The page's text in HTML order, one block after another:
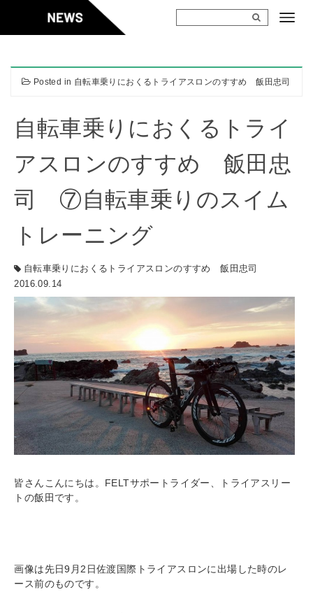
content
Posted in 自転車乗りにおくるトライアスロンのすすめ 飯田忠司
自転車乗りにおくるトライ
アスロンのすすめ 飯田忠
司 ⑦自転車乗りのスイム
トレーニング
自転車乗りにおくるトライアスロンのすすめ 飯田忠司
2016.09.14
皆さんこんにちは。FELTサポートライダー、トライアスリー
トの飯田です。
画像は先日9月2日佐渡国際トライアスロンに出場した時のレ
ース前のものです。